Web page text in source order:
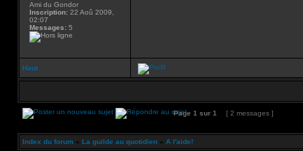
Ami du Gondor
Inscription: 22 Aoû 2009,
02:07
Messages: 5
Haut
Page 1 sur 1 [ 2 messages ]
Index du forum » La guilde au quotidien » A l'aide!